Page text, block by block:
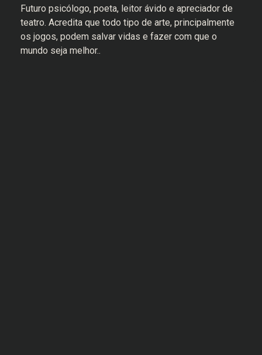
Futuro psicólogo, poeta, leitor ávido e apreciador de
teatro. Acredita que todo tipo de arte, principalmente
os jogos, podem salvar vidas e fazer com que o
mundo seja melhor..